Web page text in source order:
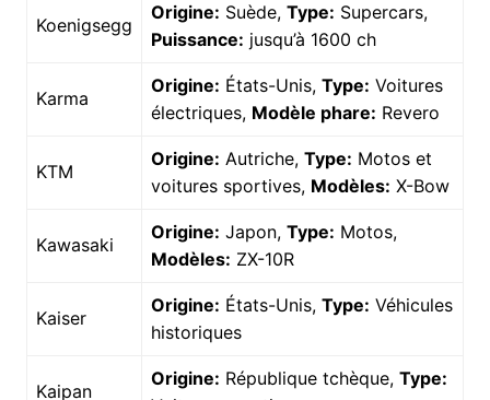
Koenigsegg
Origine: Suède, Type: Supercars,
Puissance: jusqu’à 1600 ch
Karma
Origine: États-Unis, Type: Voitures
électriques, Modèle phare: Revero
KTM
Origine: Autriche, Type: Motos et
voitures sportives, Modèles: X-Bow
Kawasaki
Origine: Japon, Type: Motos,
Modèles: ZX-10R
Kaiser
Origine: États-Unis, Type: Véhicules
historiques
Kaipan
Origine: République tchèque, Type: